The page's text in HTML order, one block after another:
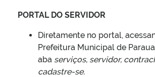
PORTAL DO SERVIDOR
Diretamente no portal,
Prefeitura Municipal de
aba serviços, servidor,
cadastre-se.